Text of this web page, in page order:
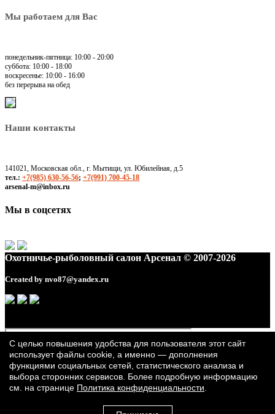
Мы работаем для Вас
понедельник-пятница: 10:00 - 20:00
суббота: 10:00 - 18:00
воскресенье: 10:00 - 16:00
без перерыва на обед
Наши контакты
141021, Московская обл., г. Мытищи, ул. Юбилейная, д.5
тел.: +7(985) 630-56-56; +7(991) 700-45-18
arsenal-m@inbox.ru
Мы в соцсетях
Охотничье-рыболовный салон Арсенал © 2007-2026
Created by nvo87@yandex.ru
С целью повышения удобства для пользователя этот сайт
использует файлы cookie, а именно — дополнения
функциями социальных сетей, статистического анализа и
выбора сторонних сервисов. Более подробную информацию
см. на странице Политика конфиденциальности